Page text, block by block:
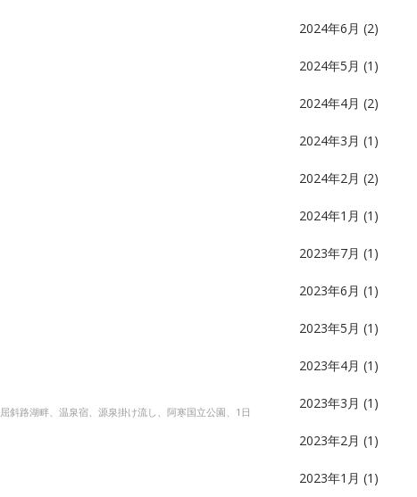
斜路湖畔、温泉宿、源泉掛け流し、阿寒国立公園、1日
2024年6月 (2)
2024年5月 (1)
2024年4月 (2)
2024年3月 (1)
2024年2月 (2)
2024年1月 (1)
2023年7月 (1)
2023年6月 (1)
2023年5月 (1)
2023年4月 (1)
2023年3月 (1)
2023年2月 (1)
2023年1月 (1)